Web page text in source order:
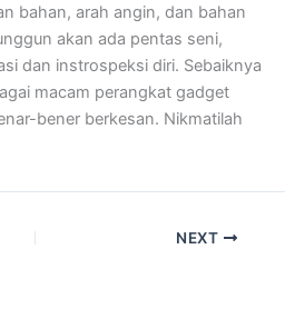
bahan, arah angin, dan bahan
akan ada pentas seni,
dan instrospeksi diri. Sebaiknya
macam perangkat gadget
bener berkesan. Nikmatilah
NEXT